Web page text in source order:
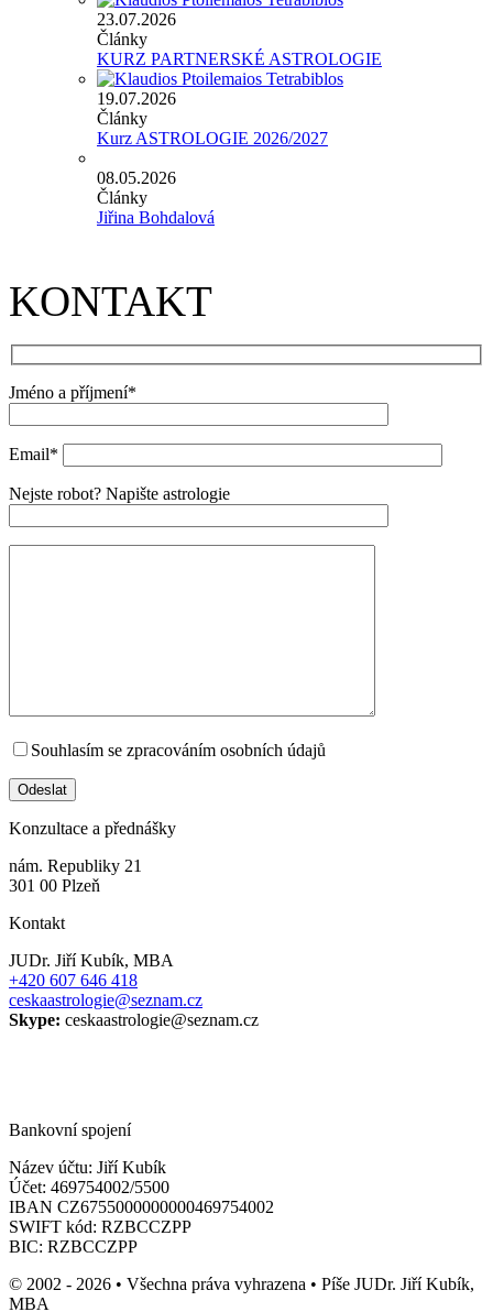
23.07.2026
Články
KURZ PARTNERSKÉ ASTROLOGIE
19.07.2026
Články
Kurz ASTROLOGIE 2026/2027
08.05.2026
Články
Jiřina Bohdalová
KONTAKT
Jméno a příjmení*
Email*
Nejste robot? Napište astrologie
Souhlasím se zpracováním osobních údajů
Konzultace a přednášky
nám. Republiky 21
301 00 Plzeň
Kontakt
JUDr. Jiří Kubík, MBA
+420 607 646 418
ceskaastrologie@seznam.cz
Skype: ceskaastrologie@seznam.cz
Bankovní spojení
Název účtu: Jiří Kubík
Účet: 469754002/5500
IBAN CZ6755000000000469754002
SWIFT kód: RZBCCZPP
BIC: RZBCCZPP
© 2002 - 2026 • Všechna práva vyhrazena • Píše JUDr. Jiří Kubík,
MBA